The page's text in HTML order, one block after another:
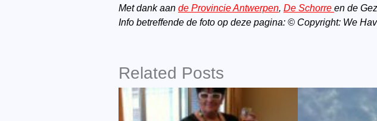
Met dank aan de Provincie Antwerpen, De Schorre en de
Info betreffende de foto op deze pagina: © Copyright: We
Related Posts